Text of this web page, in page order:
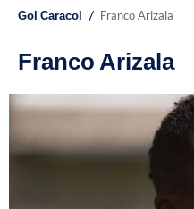
Gol Caracol / Franco Arizala
Franco Arizala